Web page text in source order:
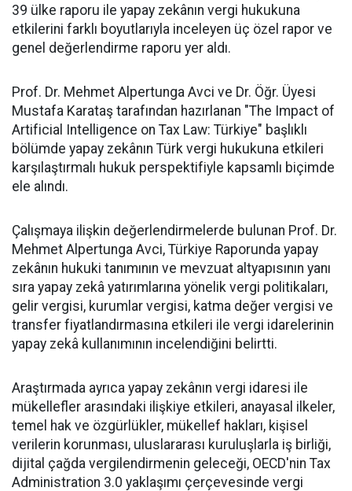
39 ülke raporu ile yapay zekânın vergi hukukuna
etkilerini farklı boyutlarıyla inceleyen üç özel rapor ve
genel değerlendirme raporu yer aldı.
Prof. Dr. Mehmet Alpertunga Avci ve Dr. Öğr. Üyesi
Mustafa Karataş tarafından hazırlanan "The Impact of
Artificial Intelligence on Tax Law: Türkiye" başlıklı
bölümde yapay zekânın Türk vergi hukukuna etkileri
karşılaştırmalı hukuk perspektifiyle kapsamlı biçimde
ele alındı.
Çalışmaya ilişkin değerlendirmelerde bulunan Prof. Dr.
Mehmet Alpertunga Avci, Türkiye Raporunda yapay
zekânın hukuki tanımının ve mevzuat altyapısının yanı
sıra yapay zekâ yatırımlarına yönelik vergi politikaları,
gelir vergisi, kurumlar vergisi, katma değer vergisi ve
transfer fiyatlandırmasına etkileri ile vergi idarelerinin
yapay zekâ kullanımının incelendiğini belirtti.
Araştırmada ayrıca yapay zekânın vergi idaresi ile
mükellefler arasındaki ilişkiye etkileri, anayasal ilkeler,
temel hak ve özgürlükler, mükellef hakları, kişisel
verilerin korunması, uluslararası kuruluşlarla iş birliği,
dijital çağda vergilendirmenin geleceği, OECD'nin Tax
Administration 3.0 yaklaşımı çerçevesinde vergi